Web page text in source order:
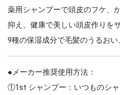
薬用シャンプーで頭皮のフケ、
抑え、健康で美しい頭皮作りをサ
9種の保湿成分で毛髪のうるおい
●メーカー推奨使用方法：
①1st シャンプー：いつものシ